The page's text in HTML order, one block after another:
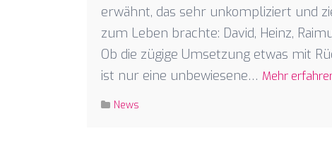
erwähnt, das sehr unkompliziert und
zum Leben brachte: David, Heinz,
Ob die zügige Umsetzung etwas mit
ist nur eine unbewiesene… Mehr
News